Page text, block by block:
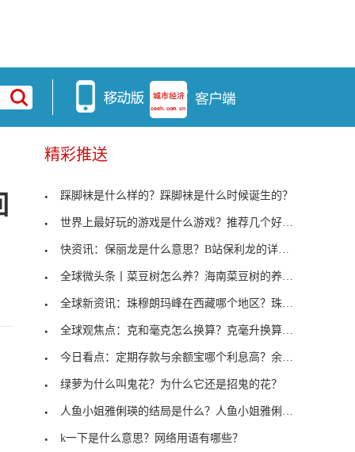
精彩推送
踩脚袜是什么样的？踩脚袜是什么时候诞生的？
世界上最好玩的游戏是什么游戏？推荐几个好玩的游戏
快资讯：保丽龙是什么意思？B站保利龙的详情介绍
全球微头条丨菜豆树怎么养？海南菜豆树的养殖方法和
全球新资讯：珠穆朗玛峰在西藏哪个地区？珠穆朗玛峰
全球观焦点：克和毫克怎么换算？克毫升换算公式大全
今日看点：定期存款与余额宝哪个利息高？余额宝与银
绿萝为什么叫鬼花？为什么它还是招鬼的花？
人鱼小姐雅俐瑛的结局是什么？人鱼小姐雅俐瑛最后到
k一下是什么意思？网络用语有哪些？